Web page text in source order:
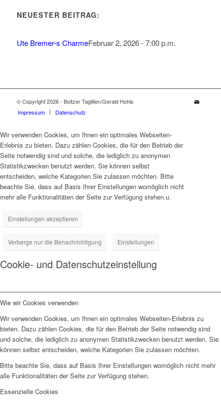
NEUESTER BEITRAG:
Ute Bremer-s CharmeFebruar 2, 2026 - 7:00 p.m.
© Copyright 2026 - Boitzer Taglilien/Gerald Hohls
Impressum
Datenschutz
Wir verwenden Cookies, um Ihnen ein optimales Webseiten-
Erlebnis zu bieten. Dazu zählen Cookies, die für den Betrieb der
Seite notwendig sind und solche, die lediglich zu anonymen
Statistikzwecken benutzt werden. Sie können selbst
entscheiden, welche Kategorien Sie zulassen möchten. Bitte
beachte Sie, dass auf Basis Ihrer Einstellungen womöglich nicht
mehr alle Funktionalitäten der Seite zur Verfügung stehen.u.
Einstellungen akzeptieren
Verberge nur die Benachrichtigung Einstellungen
Cookie- und Datenschutzeinstellung
Wie wir Cookies verwenden
Wir verwenden Cookies, um Ihnen ein optimales Webseiten-Erlebnis zu
bieten. Dazu zählen Cookies, die für den Betrieb der Seite notwendig sind
und solche, die lediglich zu anonymen Statistikzwecken benutzt werden. Sie
können selbst entscheiden, welche Kategorien Sie zulassen möchten.
Bitte beachte Sie, dass auf Basis Ihrer Einstellungen womöglich nicht mehr
alle Funktionalitäten der Seite zur Verfügung stehen.
Essenzielle Cookies